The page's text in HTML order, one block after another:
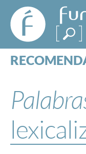
FundéuRAE
- Fundación
del Español
Urgente
ESPECIALES
NOTICIAS